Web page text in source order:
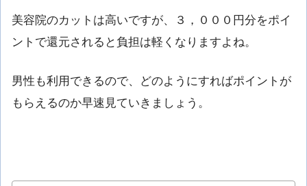
美容院のカットは高いですが、３，０００円分をポイ
ントで還元されると負担は軽くなりますよね。
男性も利用できるので、どのようにすればポイントが
もらえるのか早速見ていきましょう。